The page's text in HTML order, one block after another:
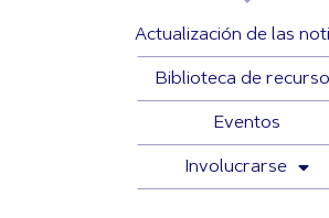
Actualización de las
Biblioteca de
Eventos
Involucrarse